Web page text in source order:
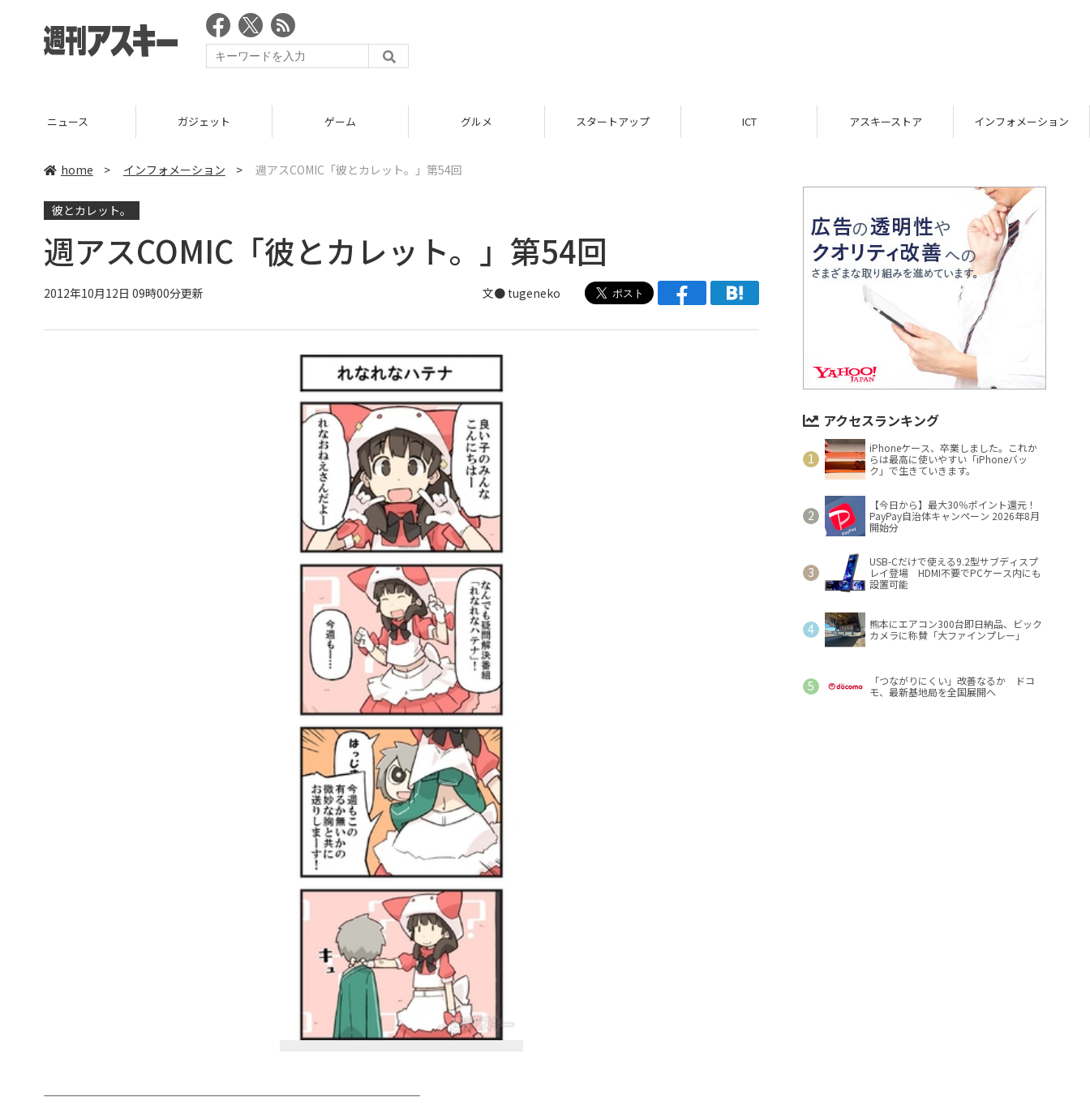
ニュース ガジェット ゲーム グルメ スタートアップ ICT アスキーストア インフォメーション
home > インフォメーション > 週アスCOMIC「彼とカレット。」第54回
彼とカレット。
週アスCOMIC「彼とカレット。」第54回
2012年10月12日 09時00分更新 文● tugeneko
アクセスランキング
iPhoneケース、卒業しました。これか
らは最高に使いやすい「iPhoneバッ
ク」で生きていきます。
【今日から】最大30％ポイント還元！
PayPay自治体キャンペーン 2026年8月
開始分
USB-Cだけで使える9.2型サブディスプ
レイ登場 HDMI不要でPCケース内にも
設置可能
熊本にエアコン300台即日納品、ビック
カメラに称賛「大ファインプレー」
「つながりにくい」改善なるか ドコ
モ、最新基地局を全国展開へ